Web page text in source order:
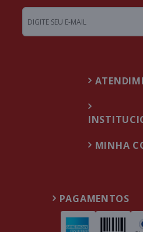
MINHA
PAGAMENTOS